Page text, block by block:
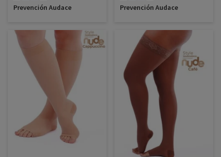
Prevención Audace Prevención Audace